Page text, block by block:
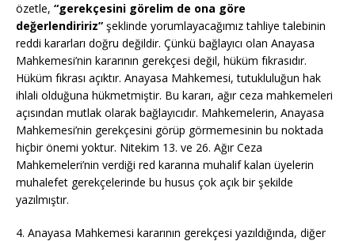
özetle, “gerekçesini görelim de ona göre
değerlendiririz” şeklinde yorumlayacağımız tahliye talebinin
reddi kararları doğru değildir. Çünkü bağlayıcı olan Anayasa
Mahkemesi’nin kararının gerekçesi değil, hüküm fıkrasıdır.
Hüküm fıkrası açıktır. Anayasa Mahkemesi, tutukluluğun hak
ihlali olduğuna hükmetmiştir. Bu kararı, ağır ceza mahkemeleri
açısından mutlak olarak bağlayıcıdır. Mahkemelerin, Anayasa
Mahkemesi’nin gerekçesini görüp görmemesinin bu noktada
hiçbir önemi yoktur. Nitekim 13. ve 26. Ağır Ceza
Mahkemeleri’nin verdiği red kararına muhalif kalan üyelerin
muhalefet gerekçelerinde bu husus çok açık bir şekilde
yazılmıştır.
4. Anayasa Mahkemesi kararının gerekçesi yazıldığında, diğer